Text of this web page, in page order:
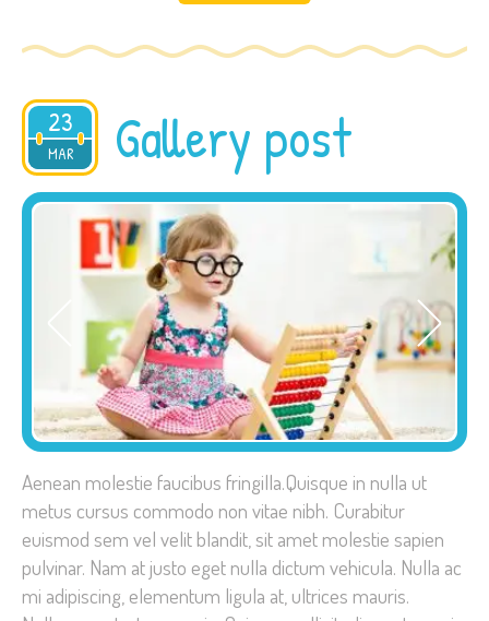
23
MAR
2015 Gallery post
Aenean molestie faucibus fringilla.Quisque in nulla ut
metus cursus commodo non vitae nibh. Curabitur
euismod sem vel velit blandit, sit amet molestie sapien
pulvinar. Nam at justo eget nulla dictum vehicula. Nulla ac
mi adipiscing, elementum ligula at, ultrices mauris.